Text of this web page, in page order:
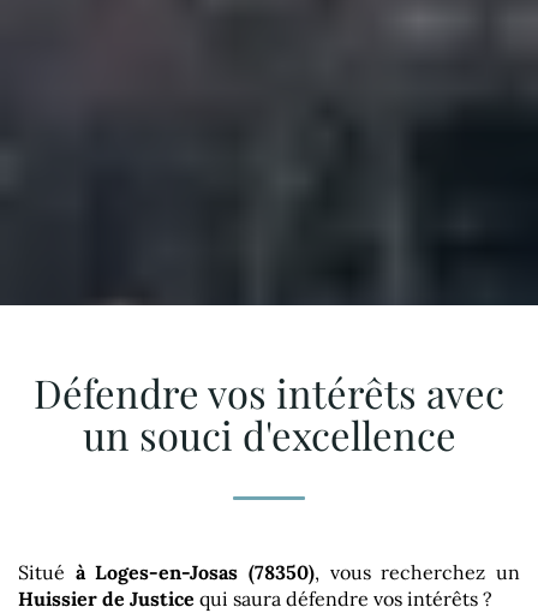
Défendre vos intérêts avec
un souci d'excellence
Situé à Loges-en-Josas (78350), vous recherchez un
Huissier de Justice qui saura défendre vos intérêts ?